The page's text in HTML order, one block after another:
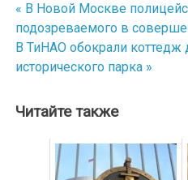
Навигация
по
записям
« В Новой Москве
подозреваемого в
В ТиНАО обокрали коттедж
исторического парка »
Читайте также